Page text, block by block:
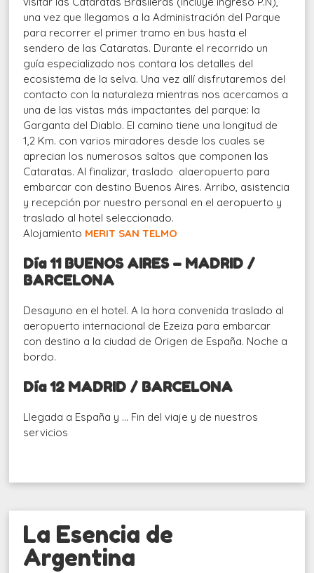
una vez que llegamos a la Administración del Parque
para recorrer el primer tramo en bus hasta el
sendero de las Cataratas. Durante el recorrido un
guía especializado nos contara los detalles del
ecosistema de la selva. Una vez allí disfrutaremos del
contacto con la naturaleza mientras nos acercamos a
una de las vistas más impactantes del parque: la
Garganta del Diablo. El camino tiene una longitud de
1,2 Km. con varios miradores desde los cuales se
aprecian los numerosos saltos que componen las
Cataratas. Al finalizar, traslado alaeropuerto para
embarcar con destino Buenos Aires. Arribo, asistencia
y recepción por nuestro personal en el aeropuerto y
traslado al hotel seleccionado.
Alojamiento MERIT SAN TELMO
Día 11 BUENOS AIRES – MADRID /
BARCELONA
Desayuno en el hotel. A la hora convenida traslado al
aeropuerto internacional de Ezeiza para embarcar
con destino a la ciudad de Origen de España. Noche a
bordo.
Día 12 MADRID / BARCELONA
Llegada a España y … Fin del viaje y de nuestros
servicios
La Esencia de
Argentina